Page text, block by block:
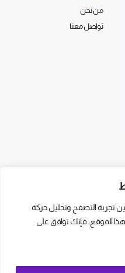
تجربة التصفح وتحليل حركة
الموقع، فإنك توافق على
من نحن
تواصل معنا